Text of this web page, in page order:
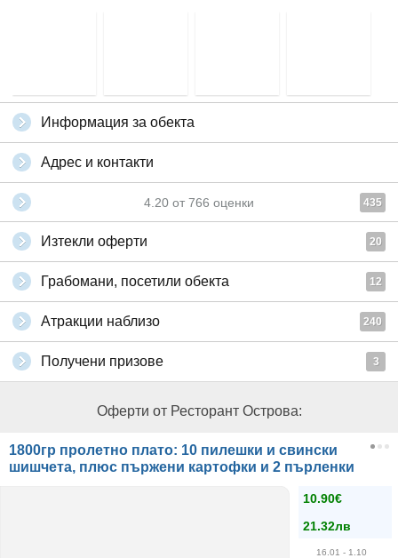
Информация за обекта
Адрес и контакти
4.20 от 766 оценки 435
Изтекли оферти 20
Грабомани, посетили обекта 12
Атракции наблизо 240
Получени призове 3
Оферти от Ресторант Острова:
1800гр пролетно плато: 10 пилешки и свински
шишчета, плюс пържени картофки и 2 пърленки
10.90€
21.32лв
16.01 - 1.10